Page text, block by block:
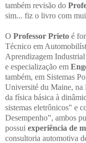
também revisão do
sim... fiz o livro com
O Professor Prieto é
Técnico em
Aprendizagem
e especialização em
também, em Sistemas
Université du Maine, na
da física básica à
sistemas eletrônicos" e
Desempenho”, ambos
possui experiência de
consultoria automotiva